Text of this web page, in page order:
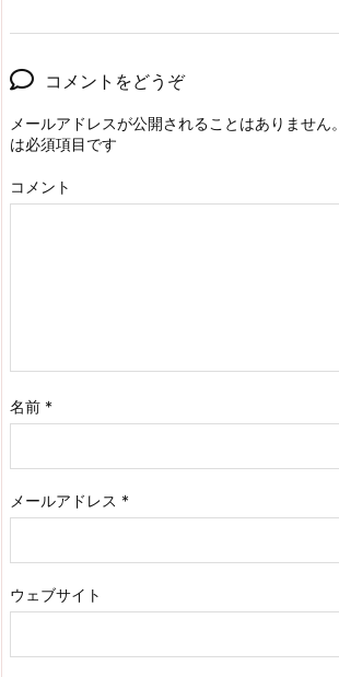
コメントをどうぞ
メールアドレスが公開されることはありません。
は必須項目です
コメント
名前 *
メールアドレス *
ウェブサイト